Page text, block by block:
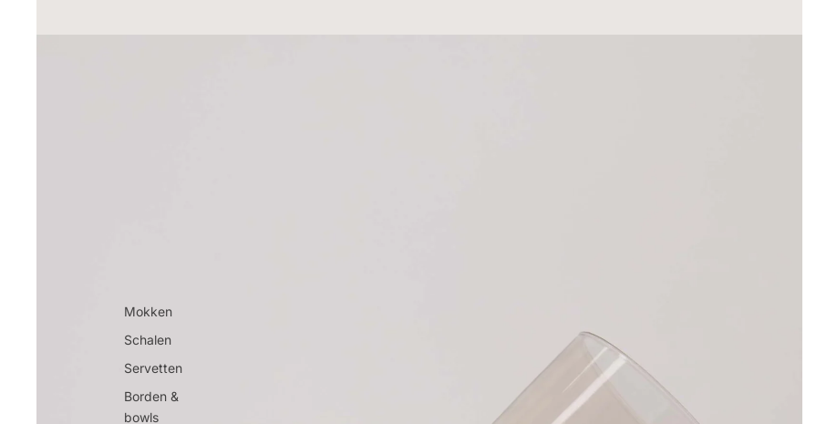
Mokken
Schalen
Servetten
Borden &
bowls